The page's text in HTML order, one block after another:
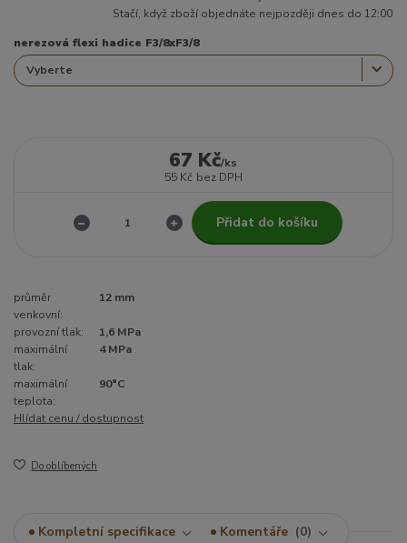
Stačí, když zboží objednáte nejpozději dnes do 12:00
nerezová flexi hadice F3/8xF3/8
67 Kč/ks
55 Kč bez DPH
Přidat do košíku
průměr
venkovní:
12 mm
provozní tlak:
1,6 MPa
maximální
tlak:
4 MPa
maximální
teplota:
90°C
Hlídat cenu / dostupnost
Do oblíbených
Kompletní specifikace Komentáře 0